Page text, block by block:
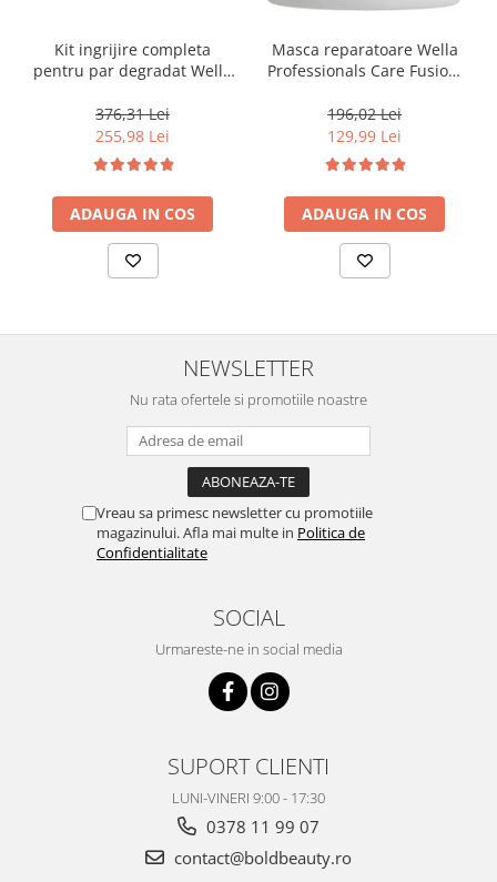
Kit ingrijire completa
pentru par degradat Wella
Salon Size
376,31 Lei
255,98 Lei
ADAUGA IN COS
Masca reparatoare Wella
Professionals Care Fusion,
196,02 Lei
129,99 Lei
ADAUGA IN COS
NEWSLETTER
Nu rata ofertele si promotiile noastre
Vreau sa primesc newsletter cu promotiile
magazinului. Afla mai multe in Politica de
Confidentialitate
SOCIAL
Urmareste-ne in social media
SUPORT CLIENTI
LUNI-VINERI 9:00 - 17:30
0378 11 99 07
contact@boldbeauty.ro